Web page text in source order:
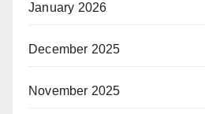
January 2026
December 2025
November 2025